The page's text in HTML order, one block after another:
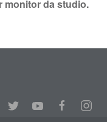
monitor da studio.